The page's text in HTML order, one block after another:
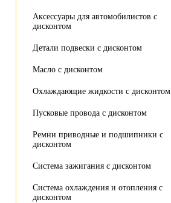
Аксессуары для автомобилистов с
дисконтом
Детали подвески с дисконтом
Масло с дисконтом
Охлаждающие жидкости с дисконтом
Пусковые провода с дисконтом
Ремни приводные и подшипники с
дисконтом
Система зажигания с дисконтом
Система охлаждения и отопления с
дисконтом